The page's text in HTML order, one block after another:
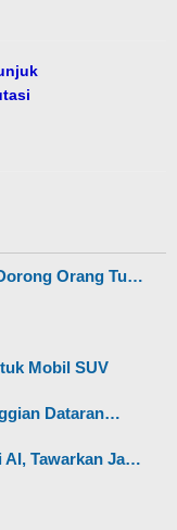
Orang Tu…
Mobil SUV
Dataran…
AI, Tawarkan Ja…